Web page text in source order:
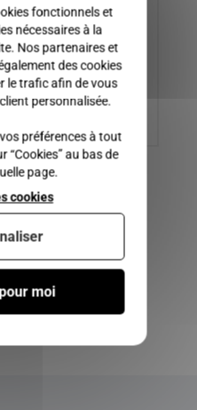
75,00 €
Ajouter au panier
fonctionnels et
nécessaires à la
Nos partenaires et
des cookies
le trafic afin de vous
personnalisée.
préférences à tout
“Cookies” au bas de
page.
moi
cookies